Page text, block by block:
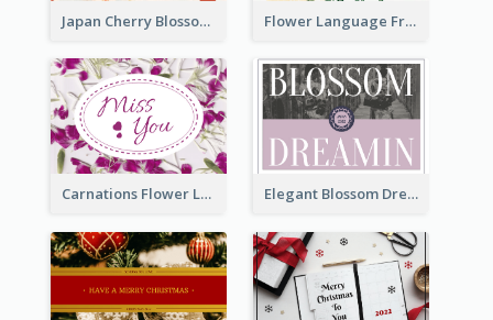
Japan Cherry Blossoms Postcard Flower Language Friendship Postcard
Carnations Flower Language Postcard Elegant Blossom Dreamy Design Postcard